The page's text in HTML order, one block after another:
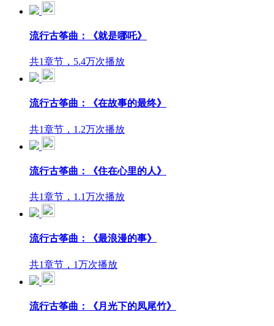
流行古筝曲：《就是哪吒》
共1章节，5.4万次播放
流行古筝曲：《在故事的最终》
共1章节，1.2万次播放
流行古筝曲：《住在心里的人》
共1章节，1.1万次播放
流行古筝曲：《最浪漫的事》
共1章节，1万次播放
流行古筝曲：《月光下的凤尾竹》